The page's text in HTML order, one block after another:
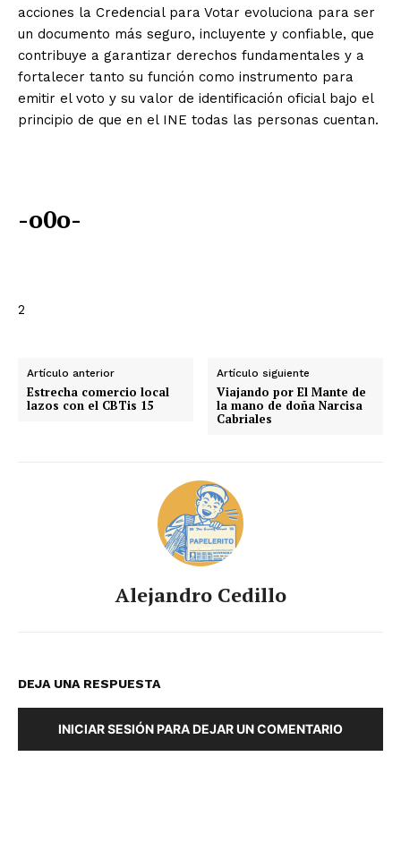
acciones la Credencial para Votar evoluciona para ser
un documento más seguro, incluyente y confiable, que
contribuye a garantizar derechos fundamentales y a
fortalecer tanto su función como instrumento para
emitir el voto y su valor de identificación oficial bajo el
principio de que en el INE todas las personas cuentan.
-o0o-
2
Artículo anterior
Estrecha comercio local
lazos con el CBTis 15
Artículo siguiente
Viajando por El Mante de
la mano de doña Narcisa
Cabriales
Alejandro Cedillo
DEJA UNA RESPUESTA
INICIAR SESIÓN PARA DEJAR UN COMENTARIO